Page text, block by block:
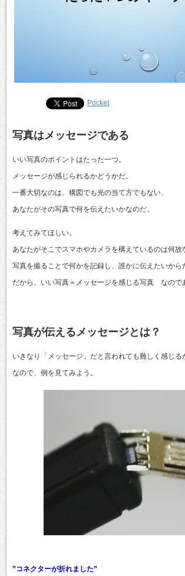
Pocket
写真はメッセージである
いい写真のポイントはたった一つ。
メッセージが感じられるかどうかだ。
一番大切なのは、構図でも光の当て方でもない、
あなたがその写真で何を伝えたいかなのだ。
考えてみてほしい。
あなたがそこでスマホやカメラを構えているのは何故
写真を撮ることで何かを記録し、誰かに伝えたいから
だから、いい写真＝メッセージを感じる写真 なので
写真が伝えるメッセージとは？
いきなり「メッセージ」だと言われても難しく感じる
なので、例を見てみよう。
”コネクターが折れました”